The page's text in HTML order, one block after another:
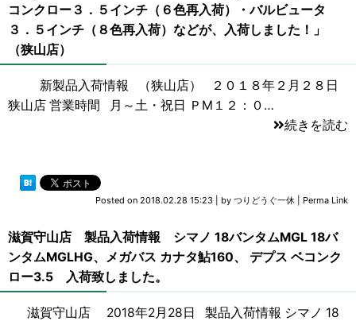
コンクロー３．５インチ（６色再入荷）・バルビュータ
３．５インチ（８色再入荷）などが、入荷しました！」
（狭山店）
新製品入荷情報 （狭山店） ２０１８年２月２８日
狭山店 営業時間 月～土・祝日 ＰM１２：０…
続きを読む
Posted on 2018.02.28 15:23 by つりどうぐ一休 Perma Link
滋賀守山店 製品入荷情報 シマノ 18バンタムMGL 18バ
ンタムMGLHG、メガバス カナタ鮎160、 デプス ベコンク
ロー3.5 入荷致しました。
滋賀守山店 2018年2月28日 製品入荷情報 シマノ 18